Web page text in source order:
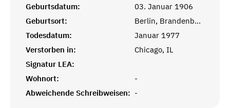
Geburtsdatum:
03. Januar 1906
Geburtsort:
Berlin, Brandenburg
Todesdatum:
Januar 1977
Verstorben in:
Chicago, IL
Signatur LEA:
Wohnort:
-
Abweichende Schreibweisen: -